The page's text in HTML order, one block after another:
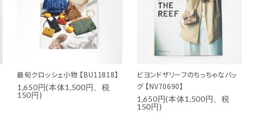
最旬クロッシェ小物 【BU11818】
1,650円(本体1,500円、税
150円)
ビヨンドザリーフのちっちゃなバッ
グ 【NV70690】
1,650円(本体1,500円、税
150円)